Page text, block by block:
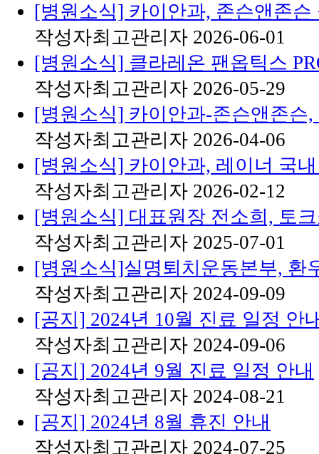
[병원소식] 카이안과, 존슨앤존
작성자최고관리자 2026-06-01
[병원소식] 클라레온 팬옵틱스
작성자최고관리자 2026-05-29
[병원소식] 카이안과-존슨앤존
작성자최고관리자 2026-04-06
[병원소식] 카이안과, 레이너 국
작성자최고관리자 2026-02-12
[병원소식] 대표원장 전소희, 토
작성자최고관리자 2025-07-01
[병원소식]실명퇴치운동본부, 환
작성자최고관리자 2024-09-09
[공지] 2024년 10월 진료 일정 안
작성자최고관리자 2024-09-06
[공지] 2024년 9월 진료 일정 안내
작성자최고관리자 2024-08-21
[공지] 2024년 8월 휴진 안내
작성자최고관리자 2024-07-25